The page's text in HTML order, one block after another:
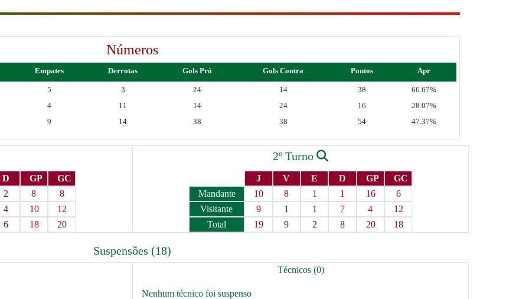
Números
Empates Derrotas Gols Pró Gols Contra Pontos Apr
5 3 24 14 38
66.67%
4
11 14 24 16
28.07%
9
14 38 38 54 47.37%
D GP
GC
2
8
8
4
10
12
6
18 20
2º Turno
J V E D GP
GC
Mandante
10 8 1 1 16
6
Visitante
9 1 1 7 4
12
Total
19 9 2 8 20 18
Suspensões (18)
Técnicos (0)
Nenhum técnico foi suspenso